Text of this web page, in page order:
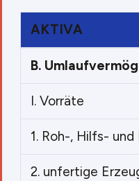
AKTIVA
B.
I. Vorräte
1. Roh-, Hilfs-
2. unfertige